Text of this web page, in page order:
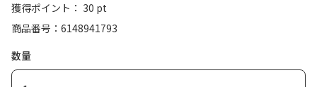
獲得ポイント： 30 pt
商品番号
6148941793
数量